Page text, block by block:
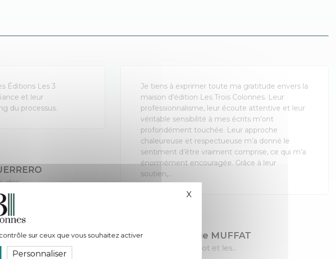
Éditions Les 3
et leur
du processus.
des...
Je tiens à exprimer toute ma gratitude envers la
maison d'édition Les Trois Colonnes. Leur
professionnalisme, leur écoute attentive et leur
véritable sensibilité à mes écrits m’ont
profondément touchée. Leur approche
chaleureuse et respectueuse m’a donné le
sentiment d’être vraiment comprise, ce qui m’a
énormément encouragée. Grâce à leur
soutien,...
Sylvie MUFFAT
Margot et les...
sur ceux que vous souhaitez activer
Personnaliser
X